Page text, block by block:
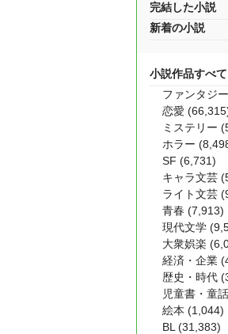
完結した小説
新着の小説
小説作品すべ
ファンタジ
恋愛
ミステリー
ホラー
SF (6,731)
キャラ文芸
ライト文芸
青春 (7,913)
現代文学
大衆娯楽
経済・企業
歴史・時代
児童書・童
絵本 (1,044)
BL (31,383)